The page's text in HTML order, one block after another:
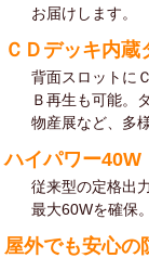
お届けします。
ＣＤデッキ内蔵
背面スロットに
Ｂ再生も可能。
物産展など、多
ハイパワー40W
従来型の定格出
最大60Wを確保
屋外でも安心の